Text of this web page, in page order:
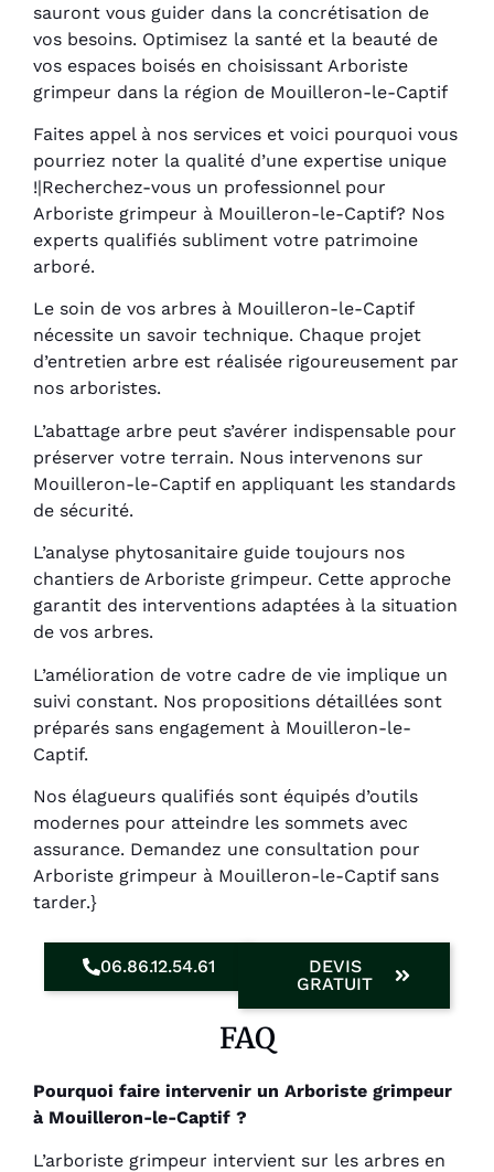
sauront vous guider dans la concrétisation de
vos besoins. Optimisez la santé et la beauté de
vos espaces boisés en choisissant Arboriste
grimpeur dans la région de Mouilleron-le-Captif
Faites appel à nos services et voici pourquoi vous
pourriez noter la qualité d’une expertise unique
!|Recherchez-vous un professionnel pour
Arboriste grimpeur à Mouilleron-le-Captif? Nos
experts qualifiés subliment votre patrimoine
arboré.
Le soin de vos arbres à Mouilleron-le-Captif
nécessite un savoir technique. Chaque projet
d’entretien arbre est réalisée rigoureusement par
nos arboristes.
L’abattage arbre peut s’avérer indispensable pour
préserver votre terrain. Nous intervenons sur
Mouilleron-le-Captif en appliquant les standards
de sécurité.
L’analyse phytosanitaire guide toujours nos
chantiers de Arboriste grimpeur. Cette approche
garantit des interventions adaptées à la situation
de vos arbres.
L’amélioration de votre cadre de vie implique un
suivi constant. Nos propositions détaillées sont
préparés sans engagement à Mouilleron-le-
Captif.
Nos élagueurs qualifiés sont équipés d’outils
modernes pour atteindre les sommets avec
assurance. Demandez une consultation pour
Arboriste grimpeur à Mouilleron-le-Captif sans
tarder.}
06.86.12.54.61
DEVIS
GRATUIT
FAQ
Pourquoi faire intervenir un Arboriste grimpeur
à Mouilleron-le-Captif ?
L’arboriste grimpeur intervient sur les arbres en